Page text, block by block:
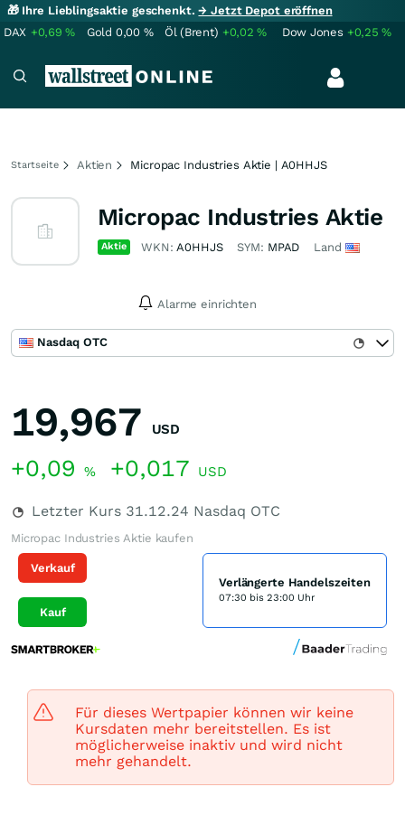
🎁 Ihre Lieblingsaktie geschenkt.→ Jetzt Depot eröffnen
DAX +0,69% Gold 0,00 % Öl (Brent) +0,02% Dow Jones +0,25%
Startseite Aktien Micropac Industries Aktie | A0HHJS
Micropac Industries Aktie
Aktie WKN:A0HHJS SYM: MPAD Land
Alarme einrichten
Nasdaq OTC
19,967 USD
+0,09 % +0,017 USD
Letzter Kurs 31.12.24 Nasdaq OTC
Micropac Industries Aktie kaufen
Verkauf
Kauf
Verlängerte Handelszeiten
07:30 bis 23:00 Uhr
Für dieses Wertpapier können wir keine
Kursdaten mehr bereitstellen. Es ist
möglicherweise inaktiv und wird nicht
mehr gehandelt.